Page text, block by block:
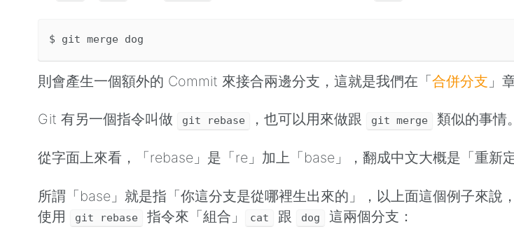
則會產生一個額外的 Commit 來接合兩邊分支，這就是我們在「合併分支 」
Git 有另一個指令叫做 git rebase ，也可以用來做跟 git merge 類似的事情。
從字面上來看，「rebase」是「re」加上「base」，翻成中文大概是「重新
所謂「base」就是指「你這分支是從哪裡生出來的」，以上面這個例子來說，
使用
git rebase 指令來「組合」 cat 跟 dog 這兩個分支：